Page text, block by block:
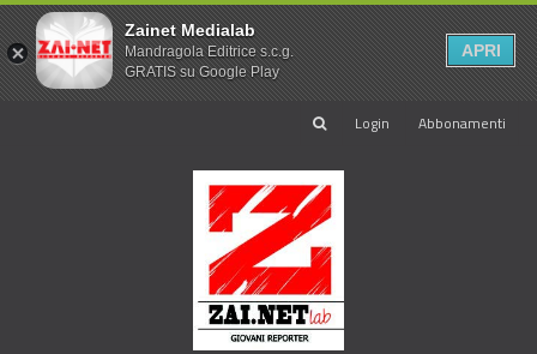
Login Abbonamenti
Zainet Medialab
Mandragola Editrice s.c.g.
GRATIS su Google Play
APRI